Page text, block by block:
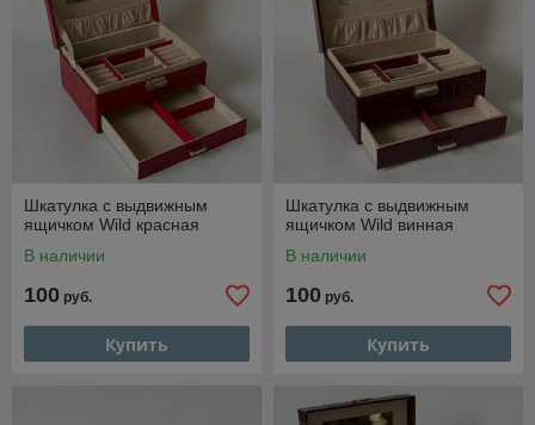
Шкатулка с выдвижным
ящичком Wild красная
В наличии
100 руб.
Купить
Шкатулка с выдвижным
ящичком Wild винная
В наличии
100 руб.
Купить